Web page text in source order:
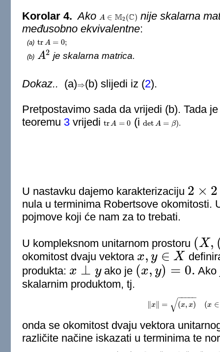
Korolar 4. Ako A ∈ M2 (C)
A∈M 2(C)
nije skalarna
međusobno ekvivalentne:
(a) tr A = 0;
trA=0;
(b) A2
A2 je skalarna matrica.
Dokaz.. (a)⇒
⇒ (b) slijedi iz (2).
Pretpostavimo sada da vrijedi (b). Tada
teoremu 3vrijedi trA = 0
trA=0 (idet A = β).
detA=β).
U nastavku dajemo karakterizaciju 2 × 2
2×
nula u terminima Robertsove okomitosti.
pojmove koji će nam za to trebati.
U kompleksnom unitarnom prostoru (X,
(X,(⋅,⋅ ))
okomitost dvaju vektora x, y ∈ X
x,y ∈X
produkta: x ⊥ y
x⊥ y ako je (x, y) = 0.
(x ,y)= 0.
skalarnim produktom, tj.
x∥ = (x, x)
− −
−−−
√ (x ∈
x ‖=(x, x)(x X),
onda se okomitost dvaju vektora
različite načine iskazati u terminima te